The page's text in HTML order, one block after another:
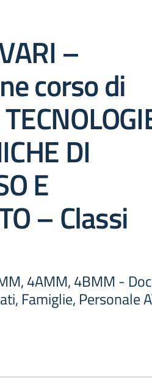
–
corso di
DI
E
– Classi
4AMM, 4BMM -
Famiglie, Personale